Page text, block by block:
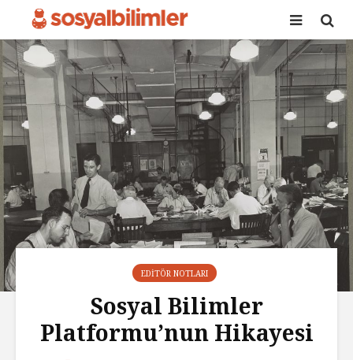
EDITÖR NOTLARI
Sosyal Bilimler
Platformu’nun Hikayesi